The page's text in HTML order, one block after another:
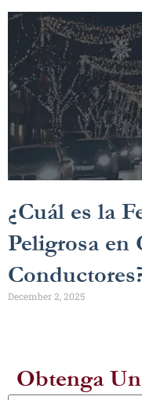
¿Cuál es la
Peligrosa en
December 2, 2025
Obtenga